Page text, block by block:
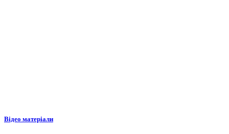
Відео матеріали